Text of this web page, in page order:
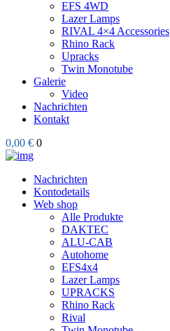
EFS 4WD
Lazer Lamps
RIVAL 4×4 Accessories
Rhino Rack
Upracks
Twin Monotube
Galerie
Video
Nachrichten
Kontakt
0,00 € 0
Nachrichten
Kontodetails
Web shop
Alle Produkte
DAKTEC
ALU-CAB
Autohome
EFS4x4
Lazer Lamps
UPRACKS
Rhino Rack
Rival